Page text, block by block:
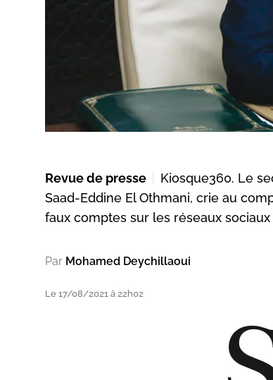
Revue de presse
Kiosque360. Le
Saad-Eddine El Othmani, crie au
faux comptes sur les réseaux
Par Mohamed Deychillaoui
Le 17/08/2021 à 22h02